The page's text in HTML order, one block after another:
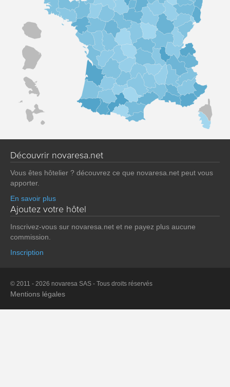
Découvrir novaresa.net
Vous êtes hôtelier ? découvrez ce que novaresa.net peut vous
apporter.
En savoir plus
Ajoutez votre hôtel
Inscrivez-vous sur novaresa.net et ne payez plus aucune
commission.
Inscription
© 2011 - 2026 novaresa SAS - Tous droits réservés
Mentions légales